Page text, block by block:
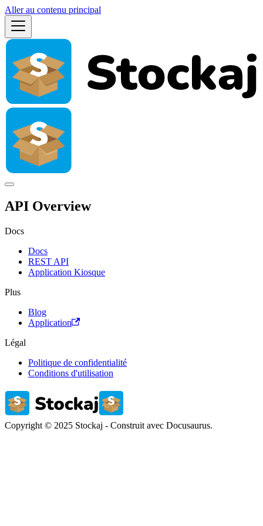
Aller au contenu principal
API Overview
Docs
Docs
REST API
Application Kiosque
Plus
Blog
Application
Légal
Politique de confidentialité
Conditions d'utilisation
Copyright © 2025 Stockaj - Construit avec Docusaurus.